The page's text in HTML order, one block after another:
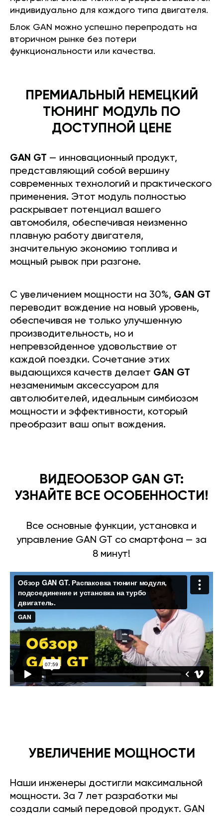
индивидуально для каждого типа двигателя.
Блок GAN можно успешно перепродать на
вторичном рынке без потери
функциональности или качества.
ПРЕМИАЛЬНЫЙ НЕМЕЦКИЙ
ТЮНИНГ МОДУЛЬ ПО
ДОСТУПНОЙ ЦЕНЕ
GAN GT — инновационный продукт,
представляющий собой вершину
современных технологий и практического
применения. Этот модуль полностью
раскрывает потенциал вашего
автомобиля, обеспечивая неизменно
плавную работу двигателя,
значительную экономию топлива и
мощный рывок при разгоне.
С увеличением мощности на 30%, GAN GT
переводит вождение на новый уровень,
обеспечивая не только улучшенную
производительность, но и
непревзойденное удовольствие от
каждой поездки. Сочетание этих
выдающихся качеств делает GAN GT
незаменимым аксессуаром для
автолюбителей, идеальным симбиозом
мощности и эффективности, который
преобразит ваш опыт вождения.
ВИДЕООБЗОР GAN GT:
УЗНАЙТЕ ВСЕ ОСОБЕННОСТИ!
Все основные функции, установка и
управление GAN GT со смартфона — за
8 минут!
УВЕЛИЧЕНИЕ МОЩНОСТИ
Наши инженеры достигли максимальной
мощности. За 7 лет разработки мы
создали самый передовой продукт. GAN